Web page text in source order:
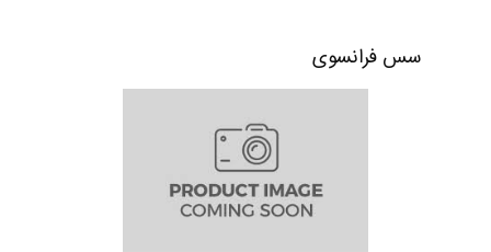
سس فرانسوی